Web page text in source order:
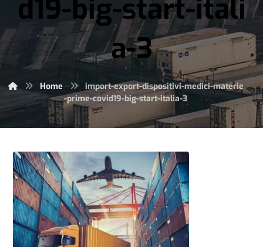
d19-big-start-itali
a-3
Home
import-export-dispositivi-medici-materie
-prime-covid19-big-start-italia-3